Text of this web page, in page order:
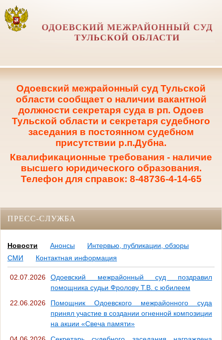
ОДОЕВСКИЙ МЕЖРАЙОННЫЙ СУД
ТУЛЬСКОЙ ОБЛАСТИ
Одоевский межрайонный суд Тульской
области сообщает о наличии вакантной
должности секретаря суда в рп. Одоев
Тульской области и секретаря судебного
заседания в постоянном судебном
присутствии р.п.Дубна.
Квалификационные требования - наличие
высшего юридического образования.
Телефон для справок: 8-48736-4-14-65
ПРЕСС-СЛУЖБА
Новости Анонсы
Интервью, публикации, обзоры
СМИ
Контактная информация
02.07.2026
Одоевский межрайонный суд поздравил
помощника судьи Фролову Т.В. с юбилеем
22.06.2026
Помощник Одоевского межрайонного суда
принял участие в создании огненной композиции
на акции «Свеча памяти»